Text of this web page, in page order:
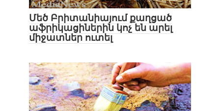
Մեծ Բրիտանիայում քաղցած
աֆրիկացիներին կոչ են արել
միջատներ ուտել